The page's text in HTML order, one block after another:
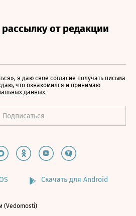
я даю свое согласие получать письма
что ознакомился и принимаю
данных
Скачать для Android
(Vedomosti)